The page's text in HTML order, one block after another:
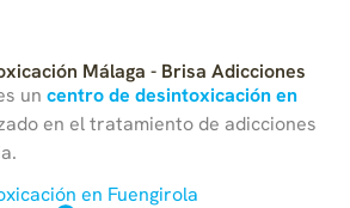
Málaga - Brisa Adicciones
un centrode desintoxicación en
en el tratamiento de adicciones
en Fuengirola